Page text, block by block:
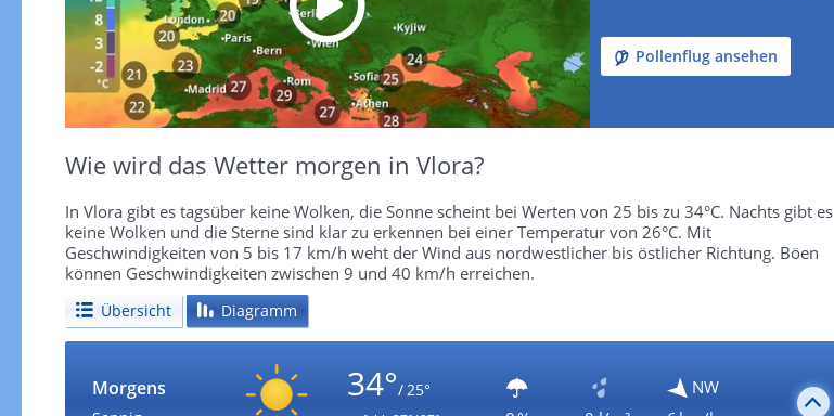
Pollenflug ansehen
Wie wird das Wetter morgen in Vlora?
In Vlora gibt es tagsüber keine Wolken, die Sonne scheint bei Werten von 25 bis zu 34°C. Nachts gibt es
keine Wolken und die Sterne sind klar zu erkennen bei einer Temperatur von 26°C. Mit
Geschwindigkeiten von 5 bis 17 km/h weht der Wind aus nordwestlicher bis östlicher Richtung. Böen
können Geschwindigkeiten zwischen 9 und 40 km/h erreichen.
Übersicht Diagramm
Morgens 34°/ 25°
NW